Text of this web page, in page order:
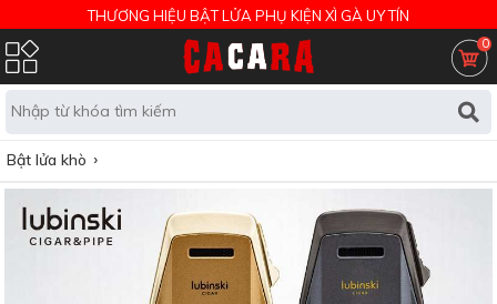
THƯƠNG HIỆU BẬT LỬA PHỤ KIỆN XÌ GÀ UY TÍN
0
Bật lửa khò